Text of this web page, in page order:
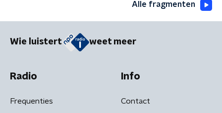
Alle fragmenten
Wie luistert weet meer
Radio
Frequenties
Info
Contact